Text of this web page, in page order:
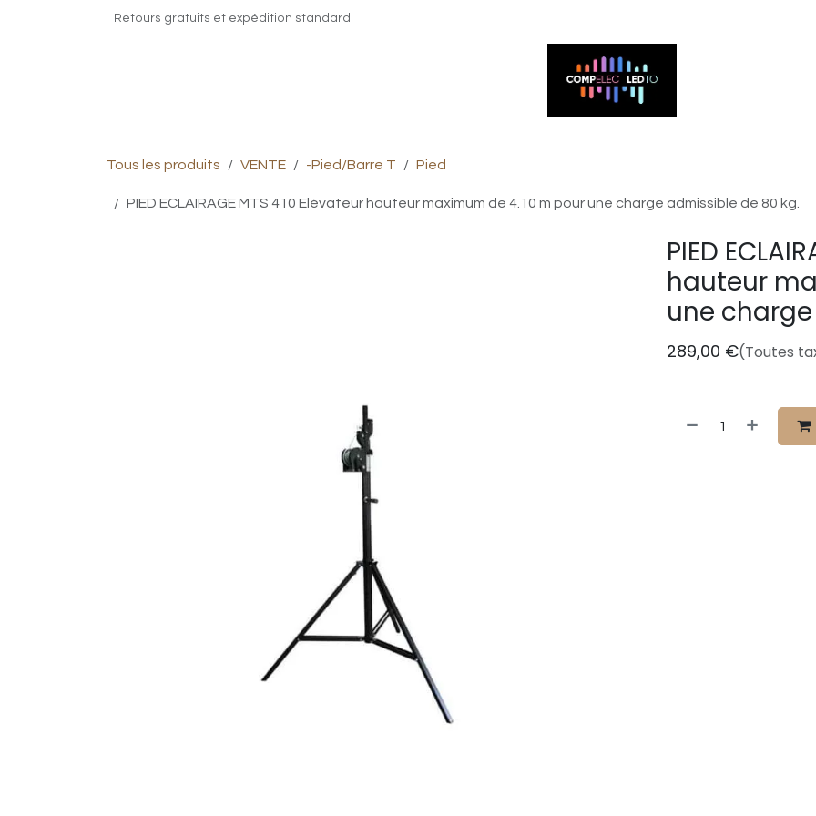
Se rendre au contenuRetours gratuits et expédition standard
Tous les produits VENTE -Pied/Barre T Pied
PIED ECLAIRAGE MTS 410 Elévateur hauteur maximum de 4.10 m pour une charge admissible de 80 kg.
PIED
hauteur
une
289,00 €(Toutes